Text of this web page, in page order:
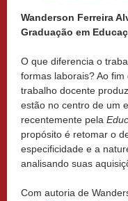
Wanderson Ferreira
Graduação em
O que diferencia o
formas laborais? Ao
trabalho docente
estão no centro de um
recentemente pela
propósito é retomar o
especificidade e a
analisando suas
Com autoria de